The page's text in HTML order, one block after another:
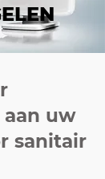
aan uw
sanitair